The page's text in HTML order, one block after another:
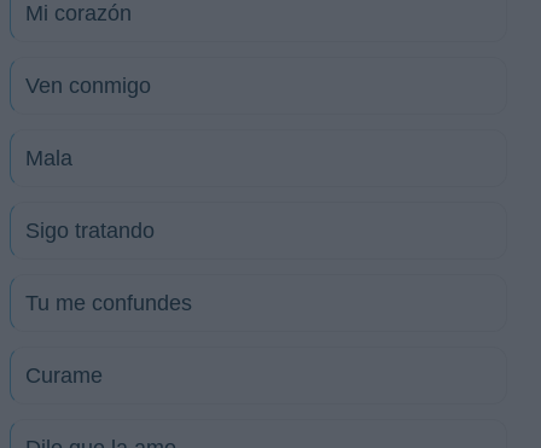
Mi corazón
Ven conmigo
Mala
Sigo tratando
Tu me confundes
Curame